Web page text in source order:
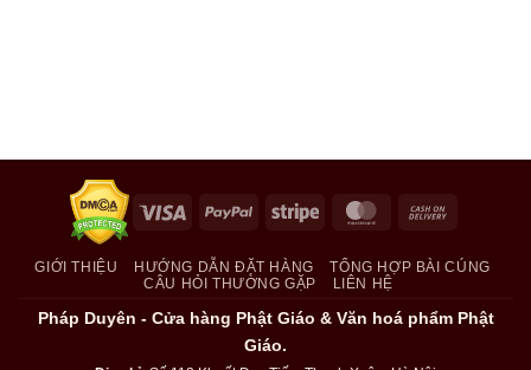
Visa PayPal Stripe MasterCard
Delivery
GIỚI THIỆU HƯỚNG DẪN ĐẶT HÀNG
TỔNG HỢP BÀI CÚNG
CÂU HỎI THƯỜNG GẶP
LIÊN HỆ
Pháp Duyên - Cửa hàng Phật Giáo & Văn hoá phẩm Phật
Giáo.